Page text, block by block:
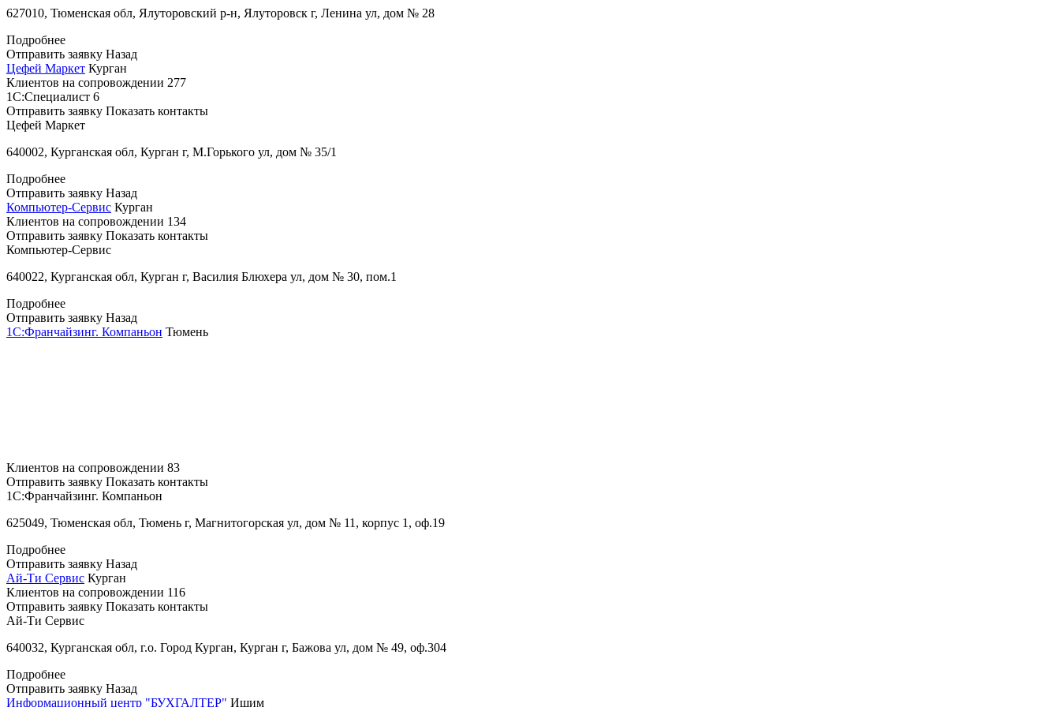
627010, Тюменская обл, Ялуторовский р-н, Ялуторовск г, Ленина ул, дом № 28
Подробнее
Отправить заявку Назад
Цефей Маркет Курган
Клиентов на сопровождении 277
1С:Специалист 6
Отправить заявку Показать контакты
Цефей Маркет
640002, Курганская обл, Курган г, М.Горького ул, дом № 35/1
Подробнее
Отправить заявку Назад
Компьютер-Сервис Курган
Клиентов на сопровождении 134
Отправить заявку Показать контакты
Компьютер-Сервис
640022, Курганская обл, Курган г, Василия Блюхера ул, дом № 30, пом.1
Подробнее
Отправить заявку Назад
1С:Франчайзинг. Компаньон Тюмень
Клиентов на сопровождении 83
Отправить заявку Показать контакты
1С:Франчайзинг. Компаньон
625049, Тюменская обл, Тюмень г, Магнитогорская ул, дом № 11, корпус 1, оф.19
Подробнее
Отправить заявку Назад
Ай-Ти Сервис Курган
Клиентов на сопровождении 116
Отправить заявку Показать контакты
Ай-Ти Сервис
640032, Курганская обл, г.о. Город Курган, Курган г, Бажова ул, дом № 49, оф.304
Подробнее
Отправить заявку Назад
Информационный центр "БУХГАЛТЕР" Ишим